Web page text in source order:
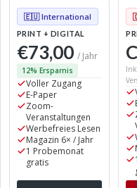
🇪🇺 International
PRINT + DIGITAL
€73,00 / Jahr
12% Ersparnis
Voller Zugang
E-Paper
Zoom-
Veranstaltungen
Werbefreies Lesen
Magazin 6× / Jahr
1 Probemonat
gratis